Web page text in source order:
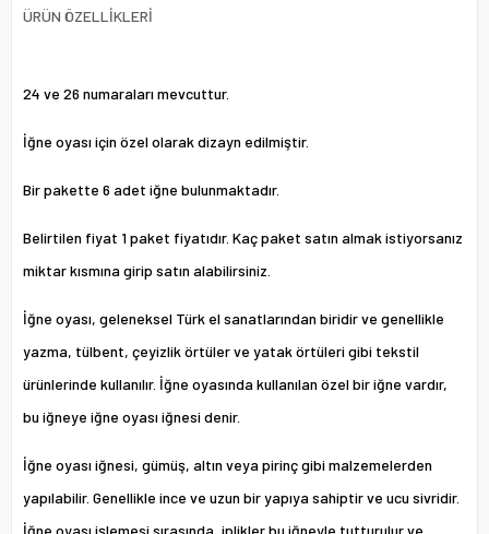
ÜRÜN ÖZELLIKLERI
24 ve 26 numaraları mevcuttur.
İğne oyası için özel olarak dizayn edilmiştir.
Bir pakette 6 adet iğne bulunmaktadır.
Belirtilen fiyat 1 paket fiyatıdır. Kaç paket satın almak istiyorsanız
miktar kısmına girip satın alabilirsiniz.
İğne oyası, geleneksel Türk el sanatlarından biridir ve genellikle
yazma, tülbent, çeyizlik örtüler ve yatak örtüleri gibi tekstil
ürünlerinde kullanılır. İğne oyasında kullanılan özel bir iğne vardır,
bu iğneye iğne oyası iğnesi denir.
İğne oyası iğnesi, gümüş, altın veya pirinç gibi malzemelerden
yapılabilir. Genellikle ince ve uzun bir yapıya sahiptir ve ucu sivridir.
İğne oyası işlemesi sırasında, iplikler bu iğneyle tutturulur ve